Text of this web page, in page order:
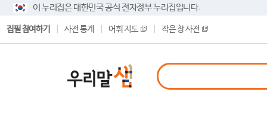
이 누리집은 대한민국 공식 전자정부 누리집입니다.
집필 참여하기 사전 통계 어휘 지도 작은 창 사전